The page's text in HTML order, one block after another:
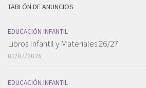
TABLÓN DE ANUNCIOS
EDUCACIÓN INFANTIL
Libros Infantil y Materiales 26/27
02/07/2026
EDUCACIÓN INFANTIL